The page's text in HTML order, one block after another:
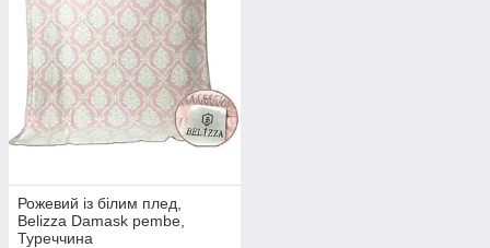
Рожевий із білим плед,
Belizza Damask pembe,
Туреччина